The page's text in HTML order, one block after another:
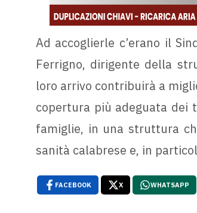
Ad accoglierle c’erano il
Ferrigno, dirigente della
loro arrivo contribuirà a
copertura più adeguata dei
famiglie, in una struttura
sanità calabrese e, in
FACEBOOK X WHATSAPP